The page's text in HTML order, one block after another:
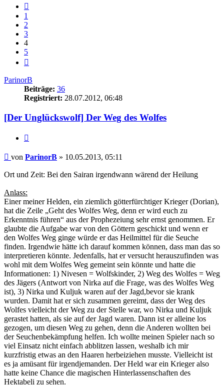
1
2
3
4
5
ParinorB
Beiträge: 36
Registriert: 28.07.2012, 06:48
[Der Unglückswolf] Der Weg des Wolfes
Beitrag
von ParinorB » 10.05.2013, 05:11
Ort und Zeit: Bei den Sairan irgendwann wärend der Heilung
Anlass:
Einer meiner Helden, ein ziemlich götterfürchtiger Krieger (Dorian),
hat die Zeile „Geht des Wolfes Weg, denn er wird euch zu
Erkenntnis führen“ aus der Prophezeiung sehr ernst genommen. Er
glaubte die Aufgabe war von den Göttern geschickt und wenn er
den Wolfes Weg ginge würde er das Heilmittel für die Seuche
finden. Irgendwie hätte ich darauf kommen können, dass man das so
interpretieren könnte. Jedenfalls, hat er versucht herauszufinden was
wohl mit dem Wolfes Weg gemeint sein könnte und hatte die
Informationen: 1) Nivesen = Wolfskinder, 2) Weg des Wolfes = Weg
des Jägers (Antwort von Nirka auf die Frage, was des Wolfes Weg
ist), 3) Nirka und Kuljuk waren auf der Jagd,bevor sie krank
wurden. Damit hat er sich zusammen gereimt, dass der Weg des
Wolfes vielleicht der Weg zu der Stelle war, wo Nirka und Kuljuk
gerastet hatten, als sie auf der Jagd waren. Dann ist er alleine los
gezogen, um diesen Weg zu gehen, denn die Anderen wollten bei
der Seuchenbekämpfung helfen. Ich wollte meinen Spieler nach so
viel Einsatz nicht einfach abblitzen lassen, weshalb ich mir
kurzfristig etwas an den Haaren herbeiziehen musste. Vielleicht ist
es ja amüsant für irgendjemanden. Der Held war ein Krieger also
hatte keine Chance die magischen Hinterlassenschaften des
Hektabeli zu sehen.